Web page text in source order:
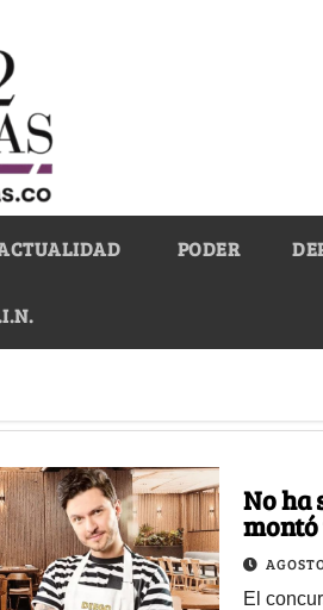
PODER
No ha
montó
El